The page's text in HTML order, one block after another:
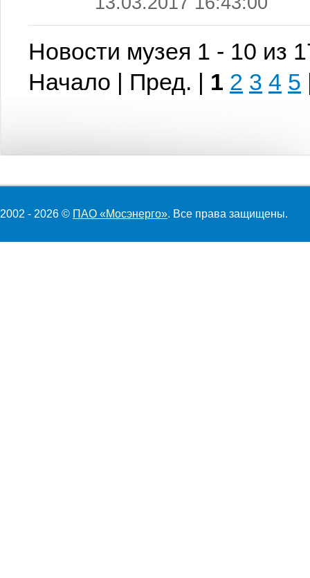
Новости музея 1 - 10 из
Начало | Пред. | 1 2 3 4 5
2002 - 2026 © ПАО «Мосэнерго». Все права защищены.